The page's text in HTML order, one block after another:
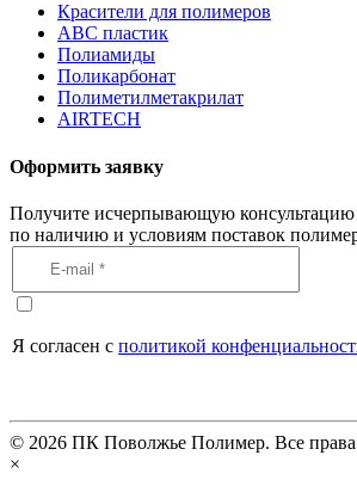
Красители для полимеров
АВС пластик
Полиамиды
Поликарбонат
Полиметилметакрилат
AIRTECH
Оформить заявку
Получите исчерпывающую консультацию
по наличию и условиям поставок
Я согласен с политикой
© 2026 ПК Поволжье Полимер. Все
×